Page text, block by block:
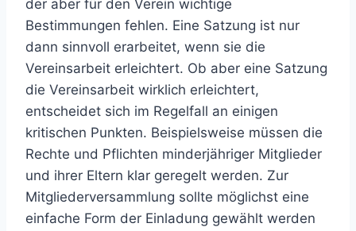
der aber für den Verein wichtige
Bestimmungen fehlen. Eine Satzung ist nur
dann sinnvoll erarbeitet, wenn sie die
Vereinsarbeit erleichtert. Ob aber eine Satzung
die Vereinsarbeit wirklich erleichtert,
entscheidet sich im Regelfall an einigen
kritischen Punkten. Beispielsweise müssen die
Rechte und Pflichten minderjähriger Mitglieder
und ihrer Eltern klar geregelt werden. Zur
Mitgliederversammlung sollte möglichst eine
einfache Form der Einladung gewählt werden